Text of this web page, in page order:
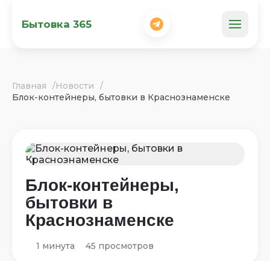
Бытовка 365
Главная
Новости
Блок-контейнеры, бытовки в Краснознаменске
Блок-контейнеры,
бытовки в
Краснознаменске
1 минута 45 просмотров